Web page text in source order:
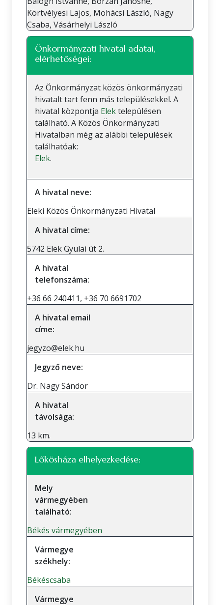
Körtvélyesi Lajos, Mohácsi László, Nagy
Csaba, Vásárhelyi László
Önkormányzati hivatal adatai,
elérhetőségei:
Az Önkormányzat közös önkormányzati
hivatalt tart fenn más településekkel. A
hivatal központja Elektelepülésen
található. A Közös Önkormányzati
Hivatalban még az alábbi települések
találhatóak:
Elek.
A hivatal neve:
Eleki Közös Önkormányzati Hivatal
A hivatal címe:
5742 Elek Gyulai út 2.
A hivatal
telefonszáma:
+36 66 240411, +36 70 6691702
A hivatal email
címe:
jegyzo@elek.hu
Jegyző neve:
Dr. Nagy Sándor
A hivatal
távolsága:
13 km.
Lőkösháza elhelyezkedése:
Mely
vármegyében
található:
Békés vármegyében
Vármegye
székhely:
Békéscsaba
Vármegye